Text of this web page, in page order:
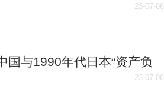
23-07-06
国与1990年代日本“资产负
23-07-06